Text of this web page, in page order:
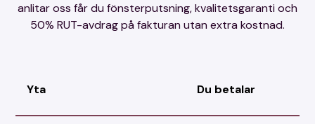
anlitar oss får du fönsterputsning, kvalitetsgaranti och
50% RUT-avdrag på fakturan utan extra kostnad.
Yta Du betalar